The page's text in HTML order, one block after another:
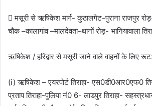
 मसूरी से ऋषिकेश मार्ग- कुठालगेट-पुराना राजपुर
चौक –कालागांव –मालदेवता-थानों रोड़- भानियावाला
ऋषिकेश / हरिद्वार से मसूरी जाने वाले वाहनों के लिए
(i) ऋषिकेश – एयरपोर्ट तिराहा- एस0डी0आर0एफ0
प्रताप तिराहा-पुलिया नं0 6- लाडपुर तिराहा-